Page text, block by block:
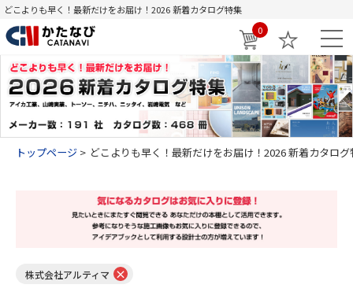
どこよりも早く！最新だけをお届け！2026 新着カタログ特集
0
トップページ どこよりも早く！最新だけをお届け！2026 新着カタログ
株式会社アルティマ ×